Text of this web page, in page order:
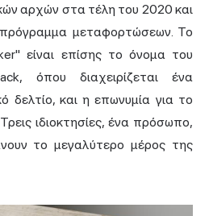
αρχών στα τέλη του 2020 και
πρόγραμμα μεταφορτώσεων. Το
είναι επίσης το όνομα του
όπου διαχειρίζεται ένα
δελτίο, και η επωνυμία για το
ιδιοκτησίες, ένα πρόσωπο,
το μεγαλύτερο μέρος της